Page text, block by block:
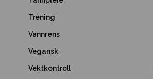
Trening
Vannrens
Vegansk
Vektkontroll